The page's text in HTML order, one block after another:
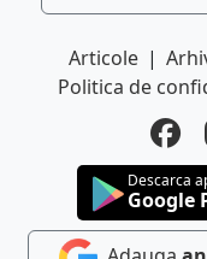
Articole |
Politica de
Descarca
Google